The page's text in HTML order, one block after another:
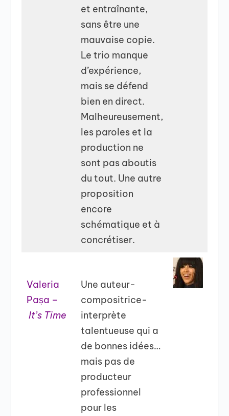
et entraînante,
sans être une
mauvaise copie.
Le trio manque
d’expérience,
mais se défend
bien en direct.
Malheureusement,
les paroles et la
production ne
sont pas aboutis
du tout. Une autre
proposition
encore
schématique et à
concrétiser.
Valeria
Pașa –
It’s Time
Une auteur-
compositrice-
interprète
talentueuse qui a
de bonnes idées…
mais pas de
producteur
professionnel
pour les